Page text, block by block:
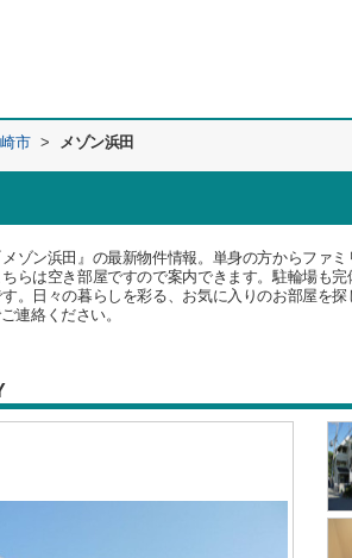
市 > メゾン浜田
ゾン浜田』の最新物件情報。単身の方からファ
らは空き部屋ですので案内できます。駐輪場も
。日々の暮らしを彩る、お気に入りのお部屋を
連絡ください。